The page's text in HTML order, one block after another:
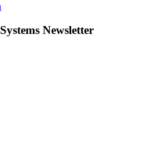
Newsletter